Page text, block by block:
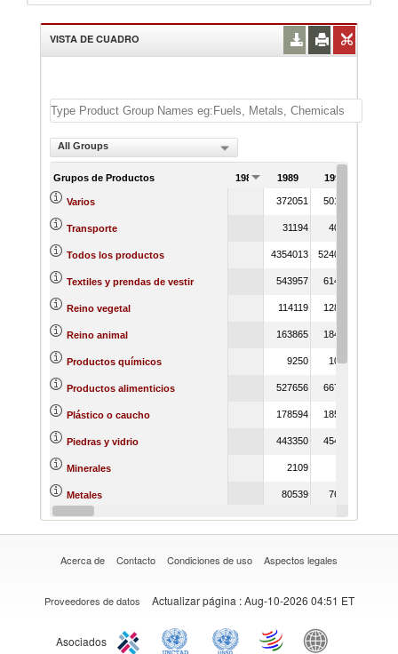
VISTA DE CUADRO
All Groups
Grupos de Productos 1988 1989 1990
Varios 372051 501798
Transporte 31194 40160
Todos los productos 4354013 5240024
Textiles y prendas de vestir 543957 614137
Reino vegetal 114119 128024
Reino animal 163865 184696
Productos químicos 9250 10762
Productos alimenticios 527656 667648
Plástico o caucho 178594 185940
Piedras y vidrio 443350 454058
Minerales 2109
Metales 80539 76930
Materias primas 295661 318410
Acerca de Contacto Condiciones de uso Aspectos legales
Proveedores de datos Actualizar página : Aug-10-2026 04:51 ET
Asociados